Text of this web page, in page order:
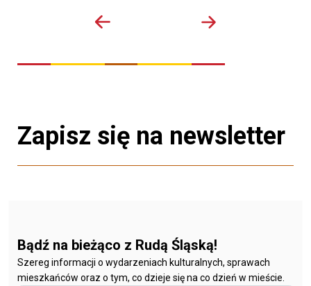
Zapisz się na newsletter
Bądź na bieżąco z Rudą Śląską!
Szereg informacji o wydarzeniach kulturalnych, sprawach
mieszkańców oraz o tym, co dzieje się na co dzień w mieście.